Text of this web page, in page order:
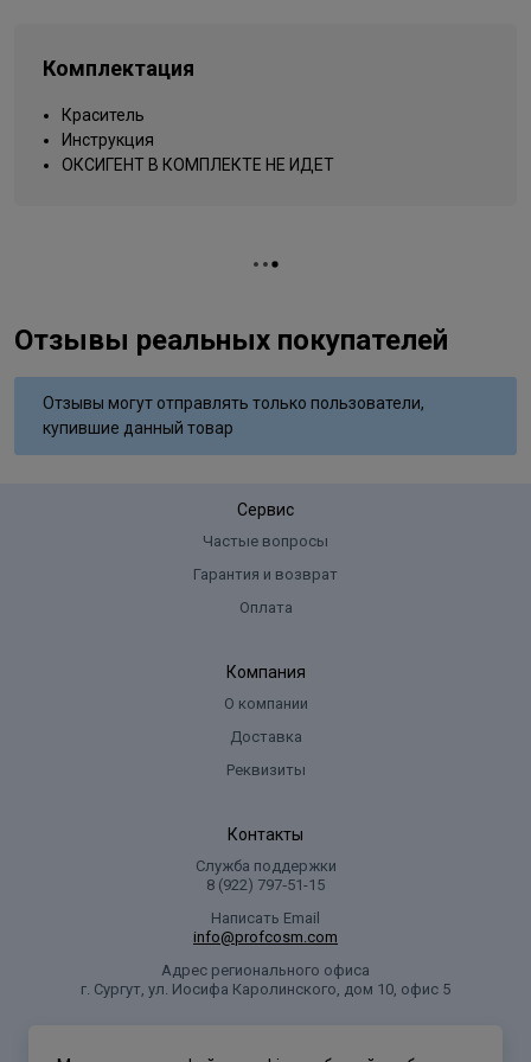
Вид деятельности
Комплектация
Краситель
Инструкция
ОКСИГЕНТ В КОМПЛЕКТЕ НЕ ИДЕТ
Отзывы реальных покупателей
Отзывы могут отправлять только пользователи,
купившие данный товар
Сервис
Частые вопросы
Гарантия и возврат
Оплата
Компания
О компании
Доставка
Реквизиты
Контакты
Служба поддержки
8 (922) 797‑51-15
Написать Email
info@profcosm.com
Адрес регионального офиса
г. Сургут, ул. Иосифа Каролинского, дом 10, офис 5